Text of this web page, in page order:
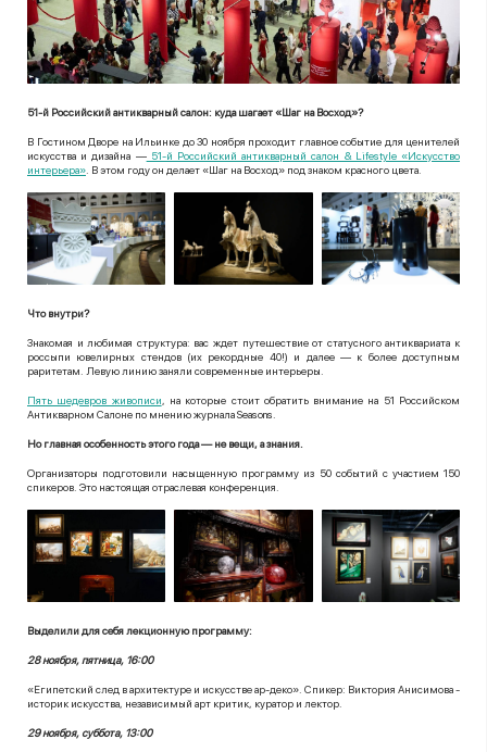
51-й Российский антикварный салон: куда шагает «Шаг на Восход»?
В Гостином Дворе на Ильинке до 30 ноября проходит главное событие для ценителей
искусства и дизайна —51-й Российский антикварный салон & Lifestyle «Искусство
интерьера» . В этом году он делает «Шаг на Восход» под знаком красного цвета.
Что внутри?
Знакомая и любимая структура: вас ждет путешествие от статусного антиквариата к
россыпи ювелирных стендов (их рекордные 40!) и далее — к более доступным
раритетам. Левую линию заняли современные интерьеры.
Пять шедевров живописи, на которые стоит обратить внимание на 51 Российском
Антикварном Салоне по мнению журнала Seasons.
Но главная особенность этого года — не вещи, а знания.
Организаторы подготовили насыщенную программу из 50 событий с участием 150
спикеров. Это настоящая отраслевая конференция.
Выделили для себя лекционную программу:
28 ноября, пятница, 16:00
«Египетский след в архитектуре и искусстве ар-деко». Спикер: Виктория Анисимова -
историк искусства, независимый арт критик, куратор и лектор.
29 ноября, суббота, 13:00